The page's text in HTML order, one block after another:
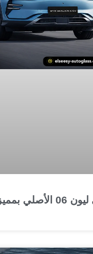
زجاج سي ليون 06